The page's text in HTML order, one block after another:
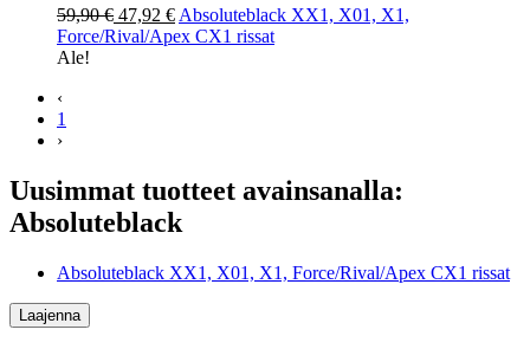
59,90 € 47,92 €Alkuperäinen
hinta
Absoluteblack XX1, X01, X1,
Force/Rival/Apex CX1 rissat
Ale!
‹
1
›
Uusimmat tuotteet avainsanalla:
Absoluteblack
Absoluteblack XX1, X01, X1, Force/Rival/Apex CX1 rissat
Laajenna